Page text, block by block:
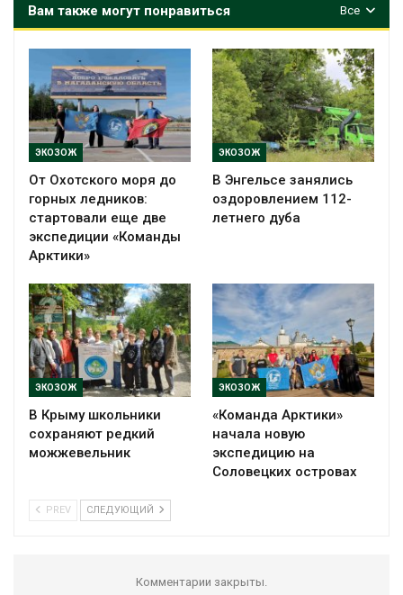
Все
Вам также могут понравиться
ЭКОЗОЖ
От Охотского моря до
горных ледников:
стартовали еще две
экспедиции «Команды
Арктики»
ЭКОЗОЖ
В Энгельсе занялись
оздоровлением 112-
летнего дуба
ЭКОЗОЖ
В Крыму школьники
сохраняют редкий
можжевельник
ЭКОЗОЖ
«Команда Арктики»
начала новую
экспедицию на
Соловецких островах
PREV СЛЕДУЮЩИЙ
Комментарии закрыты.